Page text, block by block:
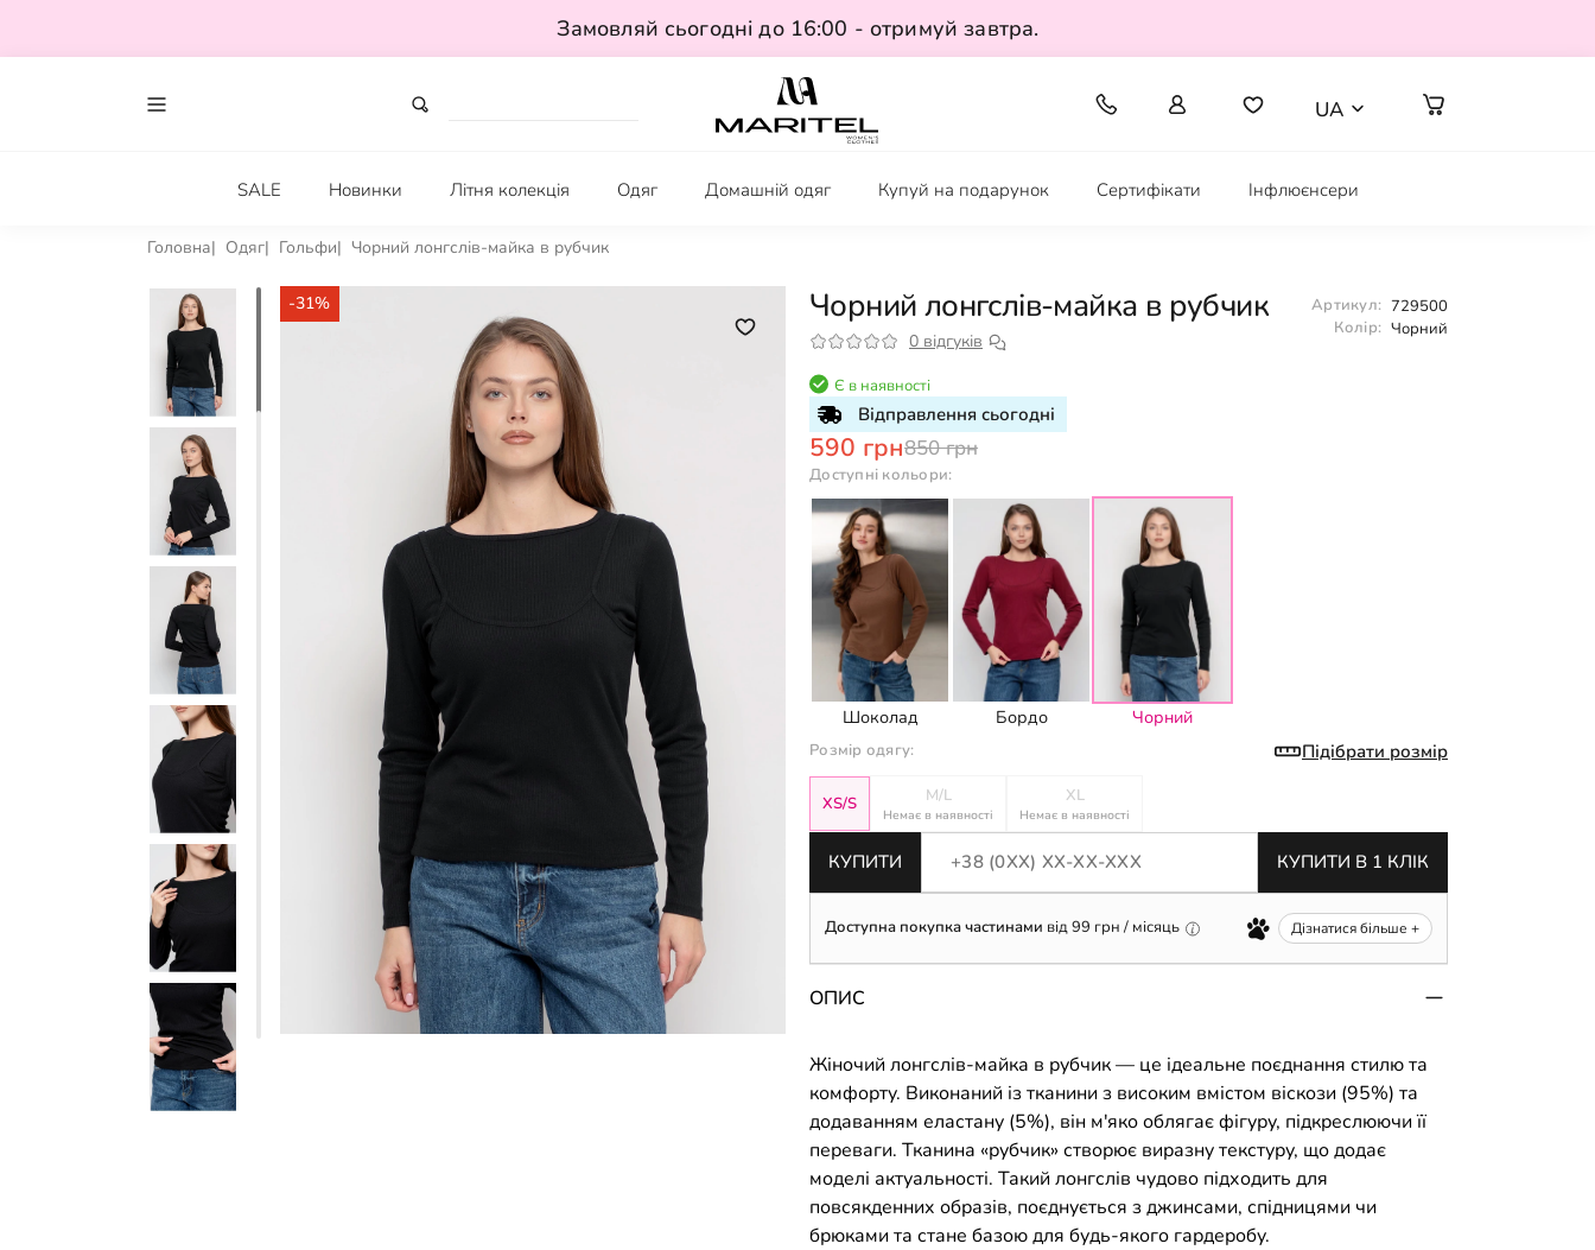
Замовляй сьогодні до 16:00 - отримуй завтра.
UA
SALE Новинки Літня колекція Одяг Домашній одяг Купуй на подарунок Сертифікати Інфлюєнсери
Головна Одяг Гольфи Чорний лонгслів-майка в рубчик
-31% Чорний лонгслів-майка в рубчик
0 відгуків
Артикул: 729500
Колір: Чорний
Є в наявності
Доступні кольори:
Шоколад Бордо Чорний
Розмір одягу: Підібрати розмір
XS/S M/L
Немає в наявності
XL
Немає в наявності
Відправлення сьогодні
590 грн850 грн
КУПИТИ КУПИТИ В 1 КЛІК
Доступна покупка частинами від99 грн / місяць Дізнатися більше +
ОПИС
Жіночий лонгслів-майка в рубчик — це ідеальне поєднання стилю та
комфорту. Виконаний із тканини з високим вмістом віскози (95%) та
додаванням еластану (5%), він м'яко облягає фігуру, підкреслюючи її
переваги. Тканина «рубчик» створює виразну текстуру, що додає
моделі актуальності. Такий лонгслів чудово підходить для
повсякденних образів, поєднується з джинсами, спідницями чи
брюками та стане базою для будь-якого гардеробу.